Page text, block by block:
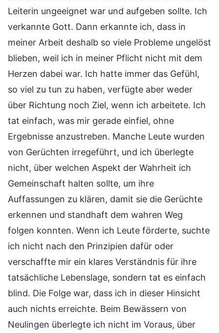
Leiterin ungeeignet war und aufgeben sollte. Ich
verkannte Gott. Dann erkannte ich, dass in
meiner Arbeit deshalb so viele Probleme ungelöst
blieben, weil ich in meiner Pflicht nicht mit dem
Herzen dabei war. Ich hatte immer das Gefühl,
so viel zu tun zu haben, verfügte aber weder
über Richtung noch Ziel, wenn ich arbeitete. Ich
tat einfach, was mir gerade einfiel, ohne
Ergebnisse anzustreben. Manche Leute wurden
von Gerüchten irregeführt, und ich überlegte
nicht, über welchen Aspekt der Wahrheit ich
Gemeinschaft halten sollte, um ihre
Auffassungen zu klären, damit sie die Gerüchte
erkennen und standhaft dem wahren Weg
folgen konnten. Wenn ich Leute förderte, suchte
ich nicht nach den Prinzipien dafür oder
verschaffte mir ein klares Verständnis für ihre
tatsächliche Lebenslage, sondern tat es einfach
blind. Die Folge war, dass ich in dieser Hinsicht
auch nichts erreichte. Beim Bewässern von
Neulingen überlegte ich nicht im Voraus, über